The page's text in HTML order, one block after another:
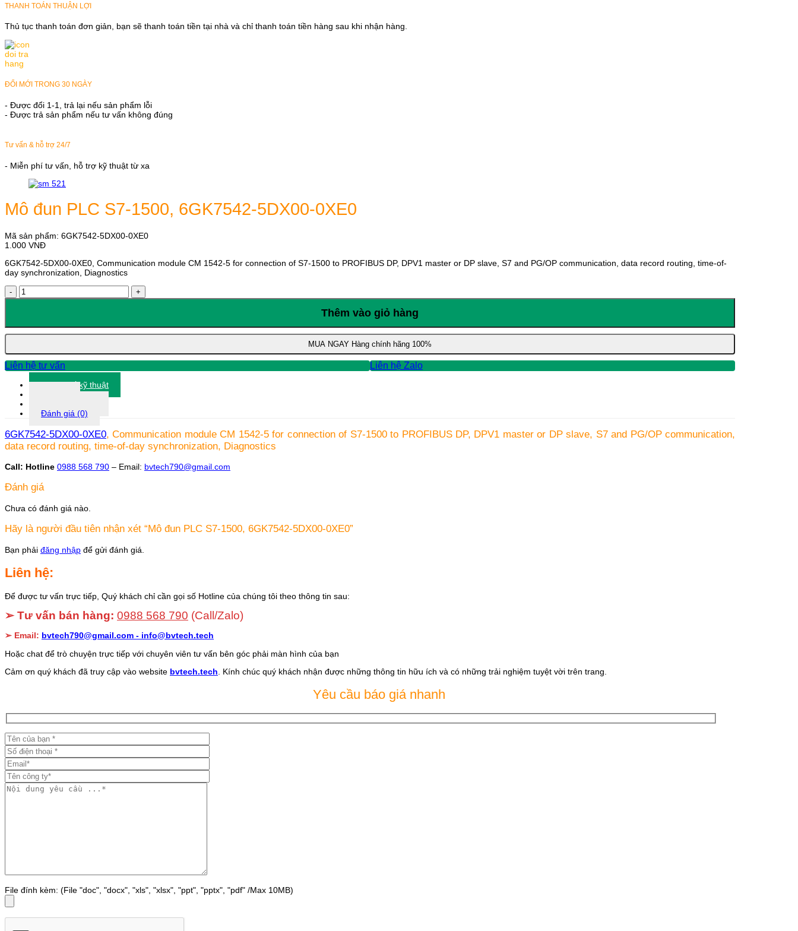
THANH TOÁN THUẬN LỢI
Thủ tục thanh toán đơn giản, bạn sẽ thanh toán tiền tại nhà và chỉ thanh toán tiền hàng sau khi nhận hàng.
ĐỔI MỚI TRONG 30 NGÀY
- Được đổi 1-1, trả lại nếu sản phẩm lỗi
- Được trả sản phẩm nếu tư vấn không đúng
Tư vấn & hỗ trợ 24/7
- Miễn phí tư vấn, hỗ trợ kỹ thuật từ xa
Mô đun PLC S7-1500, 6GK7542-5DX00-0XE0
Mã sản phẩm: 6GK7542-5DX00-0XE0
1.000 VNĐ
6GK7542-5DX00-0XE0, Communication module CM 1542-5 for connection of S7-1500 to PROFIBUS DP, DPV1 master or DP slave, S7 and PG/OP communication, data record routing, time-of-
day synchronization, Diagnostics
Mô
đun
1500,
6GK7542-
0XE0
số
lượng
Thêm vào giỏ hàng
MUA NGAY Hàng chính hãng 100%
Liên hệ tư vấn Liên hệ Zalo
Thông số kỹ thuật
Đánh giá (0)
6GK7542-5DX00-0XE0, Communication module CM 1542-5 for connection of S7-1500 to PROFIBUS DP, DPV1 master or DP slave, S7 and PG/OP communication,
data record routing, time-of-day synchronization, Diagnostics
Call: Hotline 0988 568 790 – Email: bvtech790@gmail.com
Đánh giá
Chưa có đánh giá nào.
Hãy là người đầu tiên nhận xét “Mô đun PLC S7-1500, 6GK7542-5DX00-0XE0”
Bạn phải đăng nhập để gửi đánh giá.
Liên hệ:
Để được tư vấn trực tiếp, Quý khách chỉ cần gọi số Hotline của chúng tôi theo thông tin sau:
➢ Tư vấn bán hàng: 0988 568 790 (Call/Zalo)
➢ Email: bvtech790@gmail.com - info@bvtech.tech
Hoặc chat để trò chuyện trực tiếp với chuyên viên tư vấn bên góc phải màn hình của bạn
Cảm ơn quý khách đã truy cập vào website bvtech.tech. Kính chúc quý khách nhận được những thông tin hữu ích và có những trải nghiệm tuyệt vời trên trang.
Yêu cầu báo giá nhanh
File đính kèm: (File "doc", "docx", "xls", "xlsx", "ppt", "pptx", "pdf" /Max 10MB)